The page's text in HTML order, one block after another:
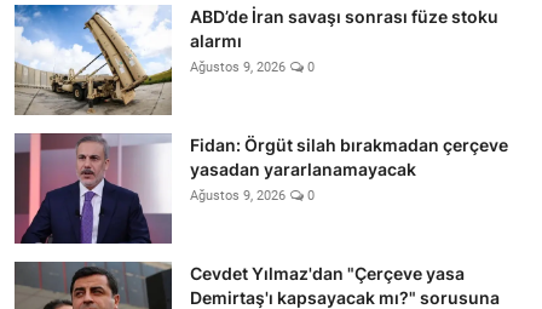
ABD’de İran savaşı sonrası füze stoku
alarmı
Ağustos 9, 2026 0
Fidan: Örgüt silah bırakmadan çerçeve
yasadan yararlanamayacak
Ağustos 9, 2026 0
Cevdet Yılmaz'dan "Çerçeve yasa
Demirtaş'ı kapsayacak mı?" sorusuna